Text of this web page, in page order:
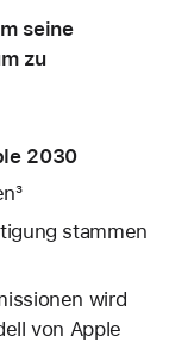
seine
zu
2030
stammen
wird
von Apple